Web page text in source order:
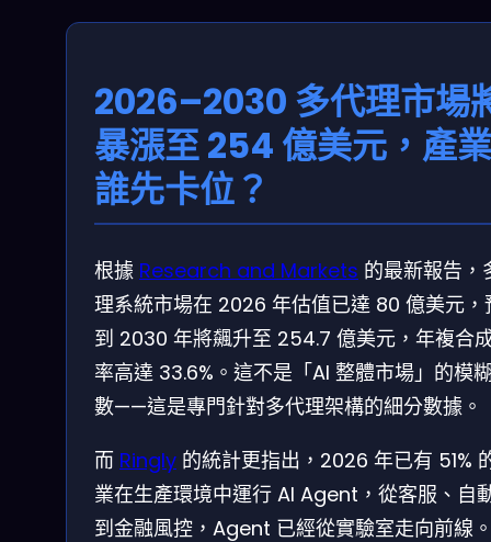
2026–2030 多代理市場
暴漲至 254 億美元，產
誰先卡位？
根據 Research and Markets 的最新報告，
理系統市場在 2026 年估值已達 80 億美元，
到 2030 年將飆升至 254.7 億美元，年複合
率高達 33.6%。這不是「AI 整體市場」的模
數——這是專門針對多代理架構的細分數據。
而 Ringly 的統計更指出，2026 年已有 51%
業在生產環境中運行 AI Agent，從客服、自
到金融風控，Agent 已經從實驗室走向前線